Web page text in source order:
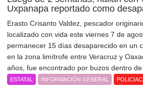
Uxpanapa reportado como
Erasto Crisanto Valdez, pescador
localizado con vida este viernes 7 de
permanecer 15 días desaparecido en un
en la zona limítrofe entre Veracruz y
años, fue encontrado por buzos dentro de
ESTATAL INFORMACIÓN GENERAL